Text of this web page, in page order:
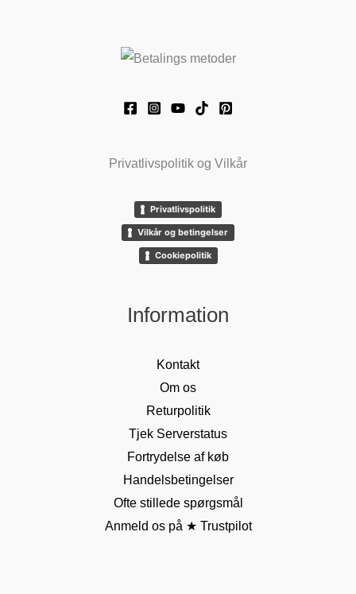
Privatlivspolitik og Vilkår
Privatlivspolitik
Vilkår og betingelser
Cookiepolitik
Information
Kontakt
Om os
Returpolitik
Tjek Serverstatus
Fortrydelse af køb
Handelsbetingelser
Ofte stillede spørgsmål
Anmeld os på ★ Trustpilot